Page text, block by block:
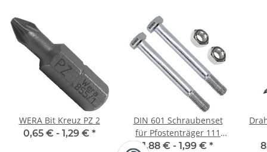
WERA Bit Kreuz PZ 2
0,65 € - 1,29 € *
DIN 601 Schraubenset
für Pfostenträger 111
mm
1,88 € - 1,99 € *